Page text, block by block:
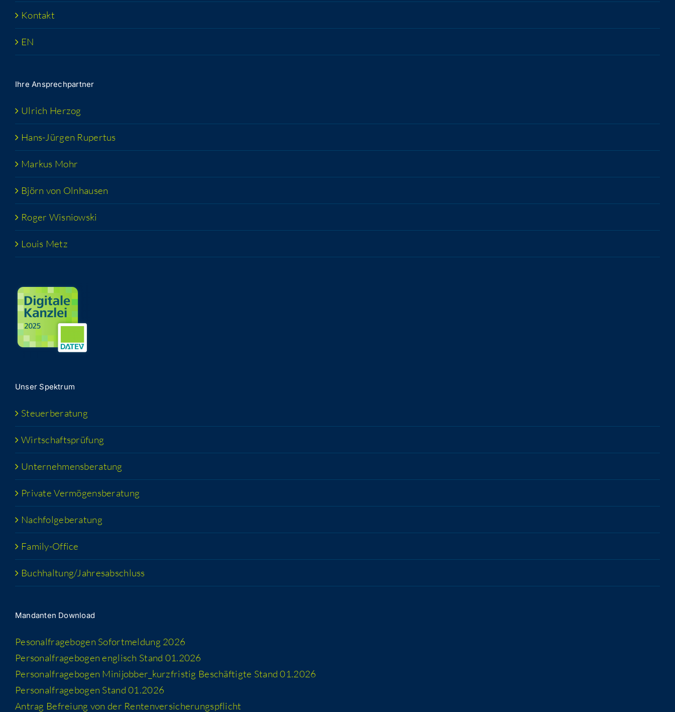
Kon­takt
EN
Ihre Ansprech­part­ner
Ulrich Her­zog
Hans-Jür­­gen Rupertus
Mar­kus Mohr
Björn von Olnhausen
Roger Wis­niow­ski
Lou­is Metz
Unser Spek­trum
Steu­er­be­ra­tung
Wirt­schafts­prü­fung
Unter­neh­mens­be­ra­tung
Pri­va­te Vermögensberatung
Nach­fol­ge­be­ra­tung
Fami­­ly-Office
Buchhaltung/​​Jahresabschluss
Man­dan­ten Download
Peso­nal­fra­ge­bo­gen Sofort­mel­dung 2026
Per­so­nal­fra­ge­bo­gen eng­lisch Stand 01.2026
Per­so­nal­fra­ge­bo­gen Minijobber_​kurzfristig Beschäf­tig­te Stand 01.2026
Per­so­nal­fra­ge­bo­gen Stand 01.2026
Antrag Befrei­ung von der Rentenversicherungspflicht